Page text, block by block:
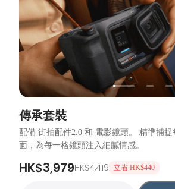
傳承套裝
配備 街拍配件2.0 和 電影鏡頭。 精準捕
面，為每一格鏡頭注入細膩情感。
HK$3,979 立省 HK$440
HK$4,419